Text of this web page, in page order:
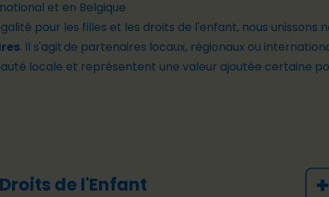
et en Belgique
pour les filles et les droits de l'enfant, nous unissons
. Il s'agit de partenaires locaux, régionaux ou
locale et représentent une valeur ajoutée certaine
de l'Enfant